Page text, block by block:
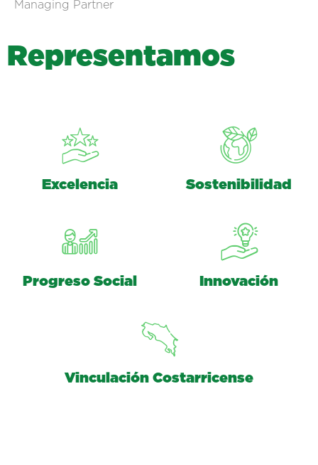
Managing Partner
Representamos
Excelencia Sostenibilidad
Progreso Social Innovación
Vinculación Costarricense